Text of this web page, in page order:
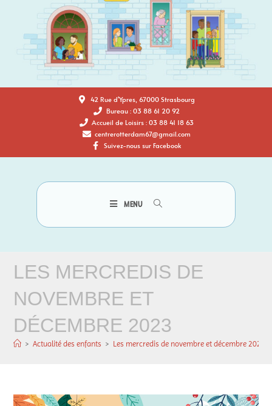
42 Rue d'Ypres, 67000 Strasbourg
Bureau : 03 88 61 20 92
Accueil de Loisirs : 03 88 41 18 63
centrerotterdam67@gmail.com
Suivez-nous sur Facebook
MENU
LES MERCREDIS DE
NOVEMBRE ET
DÉCEMBRE 2023
> Actualité des enfants > Les mercredis de novembre et décembre 2023